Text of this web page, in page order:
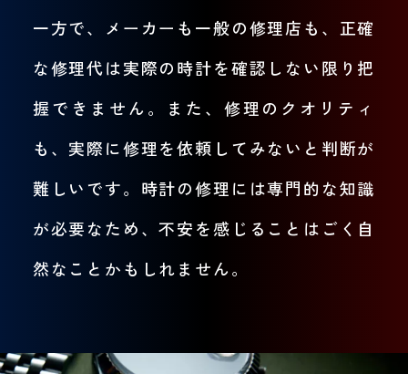
一方で、メーカーも一般の修理店も、正確
な修理代は実際の時計を確認しない限り把
握できません。また、修理のクオリティ
も、実際に修理を依頼してみないと判断が
難しいです。時計の修理には専門的な知識
が必要なため、不安を感じることはごく自
然なことかもしれません。